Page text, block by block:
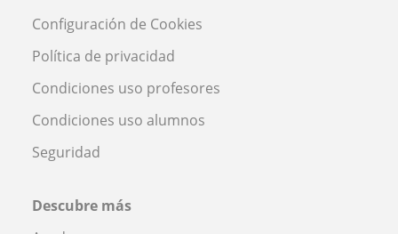
Configuración de Cookies
Política de privacidad
Condiciones uso profesores
Condiciones uso alumnos
Seguridad
Descubre más